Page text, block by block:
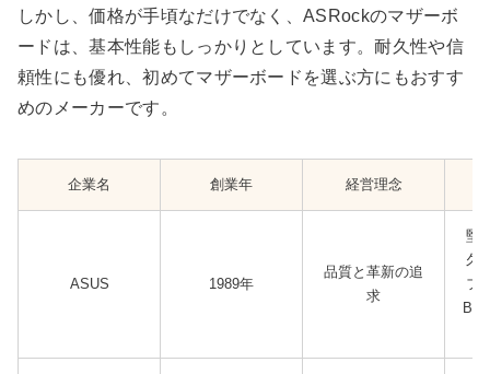
しかし、価格が手頃なだけでなく、ASRockのマザーボ
ードは、基本性能もしっかりとしています。耐久性や信
頼性にも優れ、初めてマザーボードを選ぶ方にもおすす
めのメーカーです。
企業名 創業年 経営理念
ASUS 1989年
品質と革新の追
求
堅
久
フ